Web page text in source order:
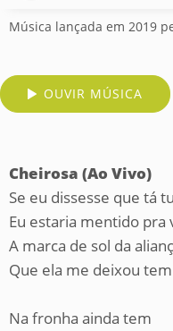
Música lançada em 2019
OUVIR MÚSICA
Cheirosa (Ao Vivo)
Se eu dissesse que tá
Eu estaria mentido pra
A marca de sol da
Que ela me deixou
Na fronha ainda tem